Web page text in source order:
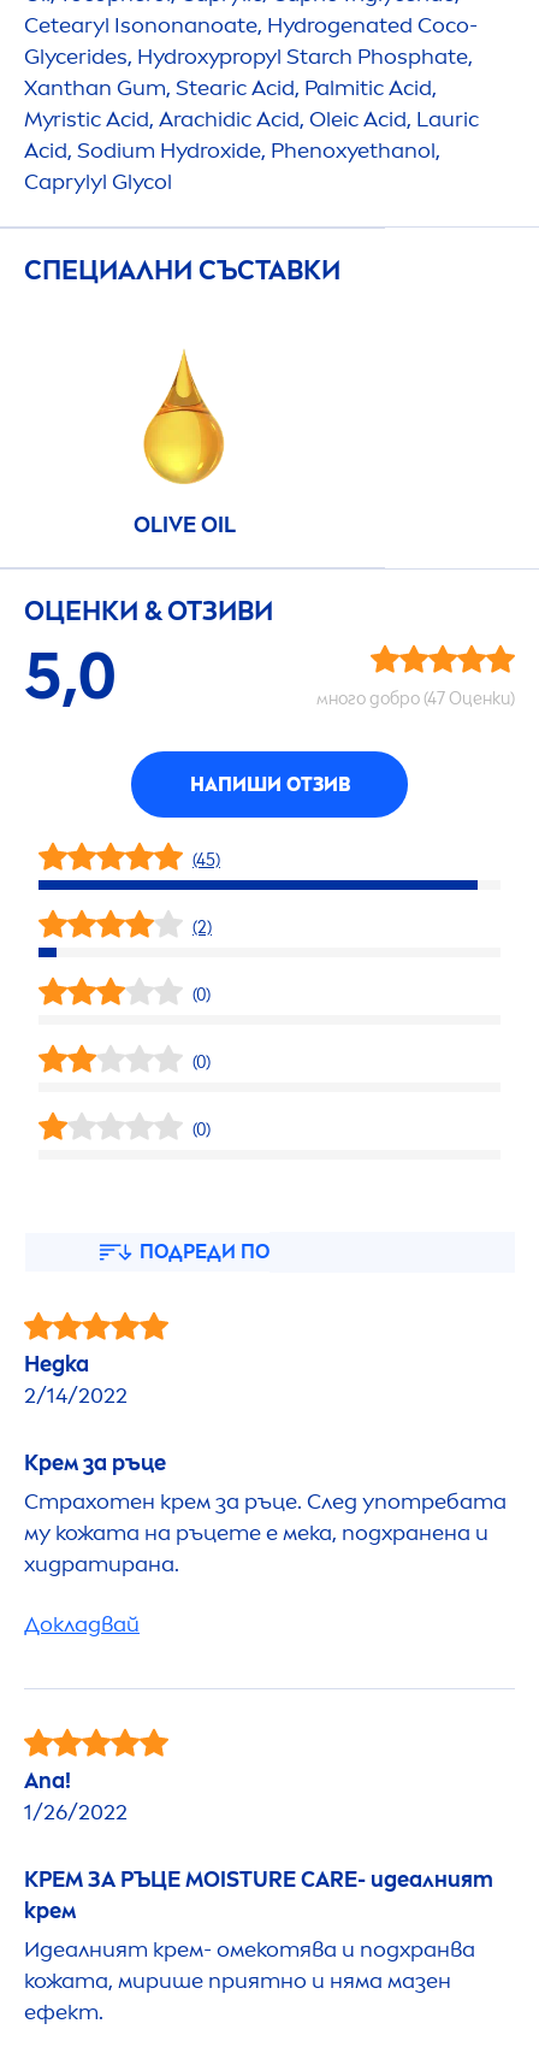
Cetearyl Isononanoate, Hydrogenated Coco-
Glycerides, Hydroxypropyl Starch Phosphate,
Xanthan Gum, Stearic Acid, Palmitic Acid,
Myristic Acid, Arachidic Acid, Oleic Acid, Lauric
Acid, Sodium Hydroxide, Phenoxyethanol,
Caprylyl Glycol
СПЕЦИАЛНИ СЪСТАВКИ
OLIVE OIL
ОЦЕНКИ & ОТЗИВИ
5,0 много добро (47 Оценки)
НАПИШИ ОТЗИВ
(45)
(2)
(0)
(0)
(0)
ПОДРЕДИ ПО
Недка
2/14/2022
Крем за ръце
Страхотен крем за ръце. След употребата
му кожата на ръцете е мека, подхранена и
хидратирана.
Докладвай
Ana!
1/26/2022
КРЕМ ЗА РЪЦЕ MOISTURECARE- идеалният
крем
Идеалният крем- омекотява и подхранва
кожата, мирише приятно и няма мазен
ефект.